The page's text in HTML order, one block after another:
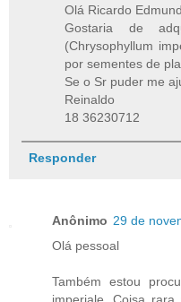
Olá Ricardo
Gostaria de
(Chrysophyllum
por sementes de
Se o Sr puder me
Reinaldo
18 36230712
Responder
Anônimo 29 de
Olá pessoal
Também estou